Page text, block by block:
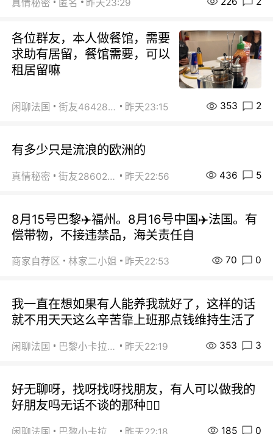
真情秘密 匿名 昨天23:29
各位群友，本人做餐馆，需要
求助有居留，餐馆需要，可以
租居留嘛
闲聊法国 街友46428878 昨天23:15 353 2
有多少只是流浪的欧洲的
真情秘密 街友28602925 昨天22:56 436 5
8月15号巴黎✈️福州。8月16号中国✈️法国。有
偿带物，不接违禁品，海关责任自
商家自荐区 林家二小姐 昨天22:53 70 0
我一直在想如果有人能养我就好了，这样的话
就不用天天这么辛苦靠上班那点钱维持生活了
闲聊法国 巴黎小卡拉咪 昨天22:19 353 3
好无聊呀，找呀找呀找朋友，有人可以做我的
好朋友吗无话不谈的那种😮‍💨
185 0